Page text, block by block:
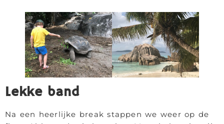
Lekke band
Na een heerlijke break stappen we weer op de